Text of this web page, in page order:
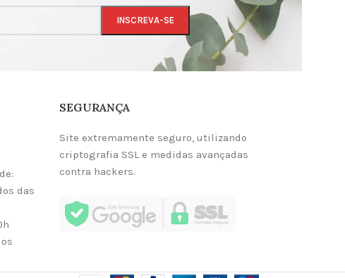
das
SEGURANÇA
Site extremamente seguro, utilizando
criptografia SSL e medidas avançadas
contra hackers.